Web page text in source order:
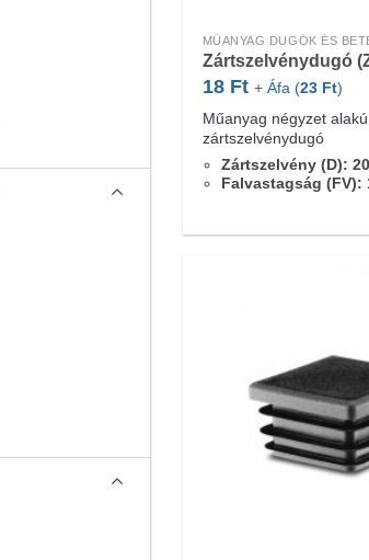
MŰANYAG DUGÓK ÉS
Zártszelvénydugó
18 Ft + Áfa (23 Ft)
Műanyag négyzet alakú
zártszelvénydugó
Zártszelvény (D):
Falvastagság (FV):